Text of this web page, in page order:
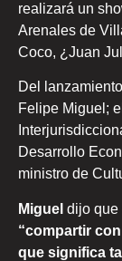
realizará un
Arenales de
Coco, ¿Juan
Del
Felipe Miguel;
Desarrollo
ministro de
Miguel dijo que
“compartir
que significa